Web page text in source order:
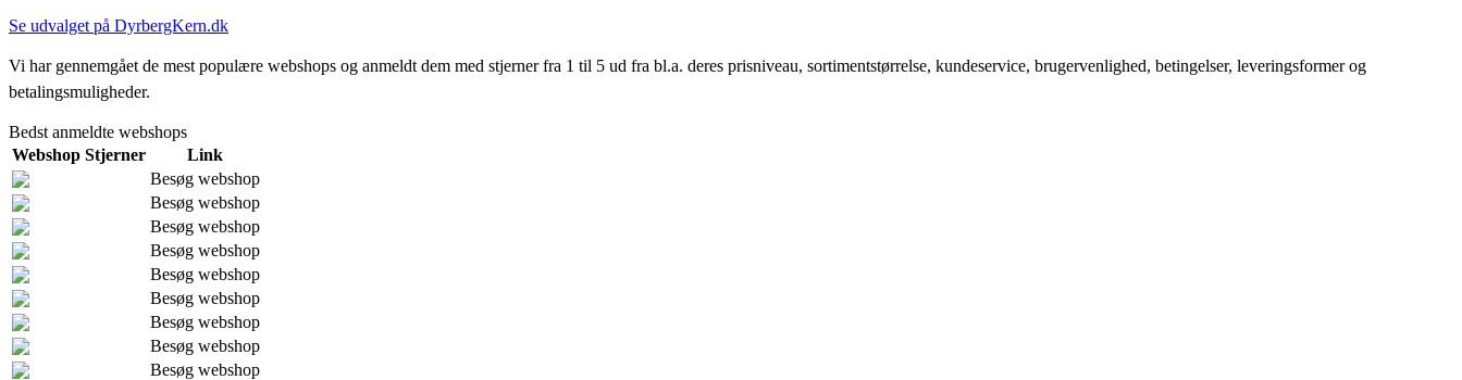
Se udvalget på DyrbergKern.dk
Vi har gennemgået de mest populære webshops og anmeldt dem med stjerner fra 1 til 5 ud fra bl.a. deres prisniveau, sortimentstørrelse, kundeservice, brugervenlighed, betingelser, leveringsformer og
betalingsmuligheder.
Bedst anmeldte webshops
Webshop Stjerner
Link
Besøg webshop
Besøg webshop
Besøg webshop
Besøg webshop
Besøg webshop
Besøg webshop
Besøg webshop
Besøg webshop
Besøg webshop